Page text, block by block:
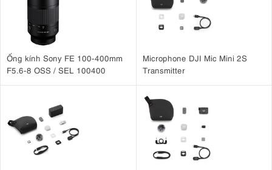
Ống kính Sony FE 100-400mm
F5.6-8 OSS / SEL 100400
Microphone DJI Mic Mini 2S
Transmitter